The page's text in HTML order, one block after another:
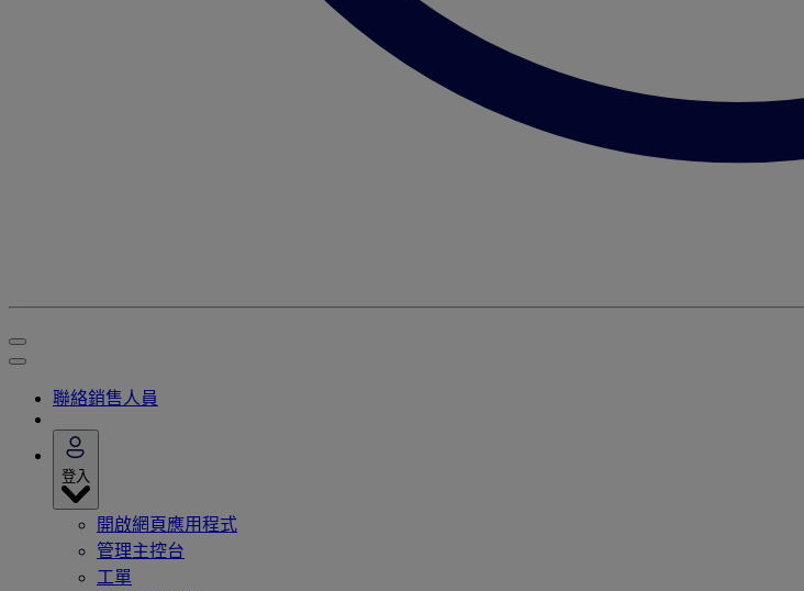
聯絡銷售人員
登入
開啟網頁應用程式
管理主控台
工單